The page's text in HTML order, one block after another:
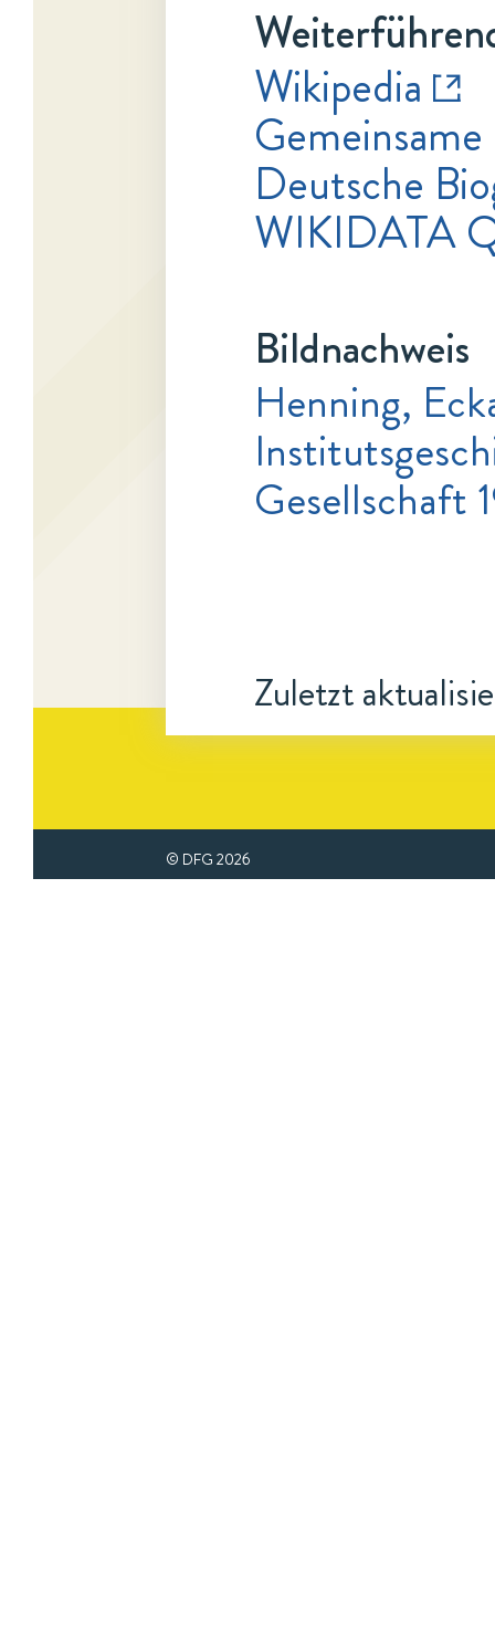
Wikipedia
Deutsche
WIKIDATA
Bildnachweis
Henning,
Gesellschaft
Zuletzt
© DFG 2026